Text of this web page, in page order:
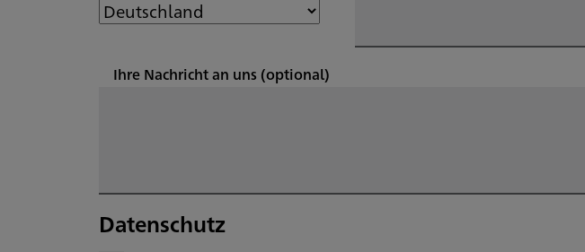
Ihre Nachricht an uns (optional)
Datenschutz